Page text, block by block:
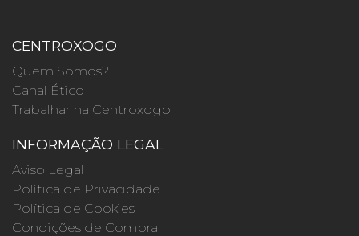
CENTROXOGO
Quem Somos?
Canal Ético
Trabalhar na Centroxogo
INFORMAÇÃO LEGAL
Aviso Legal
Política de Privacidade
Política de Cookies
Condições de Compra